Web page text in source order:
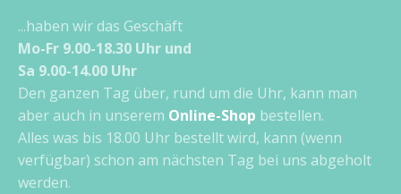
...haben wir das Geschäft
Mo-Fr 9.00-18.30 Uhr und
Sa 9.00-14.00 Uhr
Den ganzen Tag über, rund um die Uhr, kann man
aber auch in unserem Online-Shop bestellen.
Alles was bis 18.00 Uhr bestellt wird, kann (wenn
verfügbar) schon am nächsten Tag bei uns abgeholt
werden.